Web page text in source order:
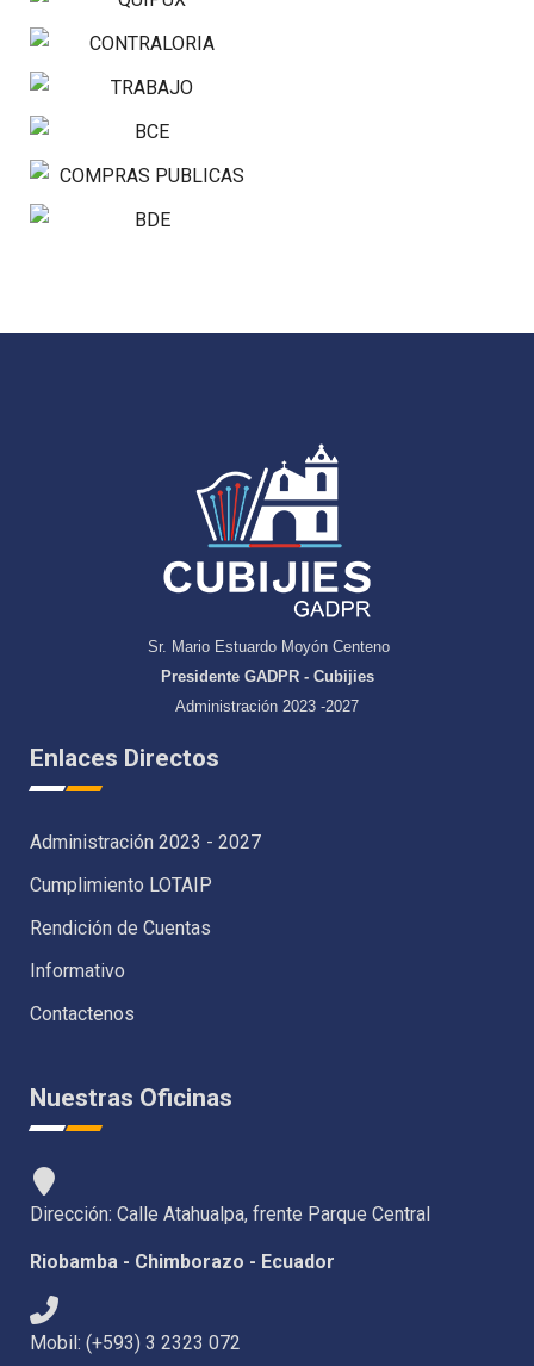
Sr. Mario Estuardo Moyón Centeno
Presidente GADPR - Cubijies
Administración 2023 -2027
Enlaces Directos
Administración 2023 - 2027
Cumplimiento LOTAIP
Rendición de Cuentas
Informativo
Contactenos
Nuestras Oficinas
Dirección: Calle Atahualpa, frente Parque Central
Riobamba - Chimborazo - Ecuador
Mobil: (+593) 3 2323 072